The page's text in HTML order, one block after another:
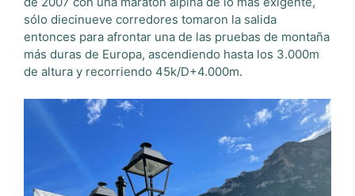
sólo diecinueve corredores tomaron la salida
entonces para afrontar una de las pruebas de montaña
más duras de Europa, ascendiendo hasta los 3.000m
de altura y recorriendo 45k/D+4.000m.